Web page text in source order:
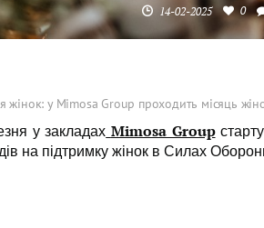
14-02-2025 0
жінок: у Mimosa Group проходить місяць
у закладах Mimosa Group
на підтримку жінок в Силах